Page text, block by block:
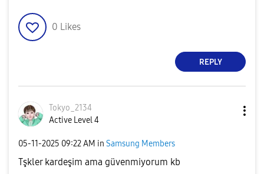
0 Likes
REPLY
Tokyo_2134
Active Level 4
‎05-11-2025 09:22 AM in Samsung Members
Tşkler kardeşim ama güvenmiyorum kb